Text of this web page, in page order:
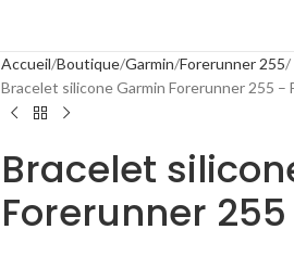
Accueil Boutique Garmin Forerunner 255
Bracelet silicone Garmin Forerunner 255 –
Bracelet
Forerunner